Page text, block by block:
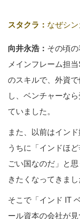
スタクラ： なぜシ
向井永浩： その頃
メインフレーム担
のスキルで、外資
し、ベンチャーな
ていました。
また、以前はイン
うちに「インドほ
ごい国なのだ」と
きたくなってきまし
そこで「インド IT
ール資本の会社が